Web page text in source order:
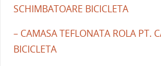
SCHIMBATOARE BICICLETA
– CAMASA TEFLONATA ROLA PT.
BICICLETA